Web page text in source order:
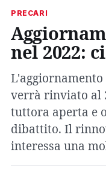
PRECARI
nel 2022:
L'aggiornamento
verrà rinviato al
tuttora aperta e
dibattito. Il
interessa una